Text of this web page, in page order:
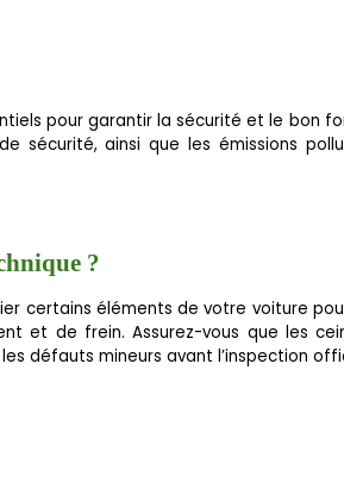
pour garantir la sécurité et le bon
sécurité, ainsi que les émissions
?
certains éléments de votre voiture
et de frein. Assurez-vous que
défauts mineurs avant l’inspection